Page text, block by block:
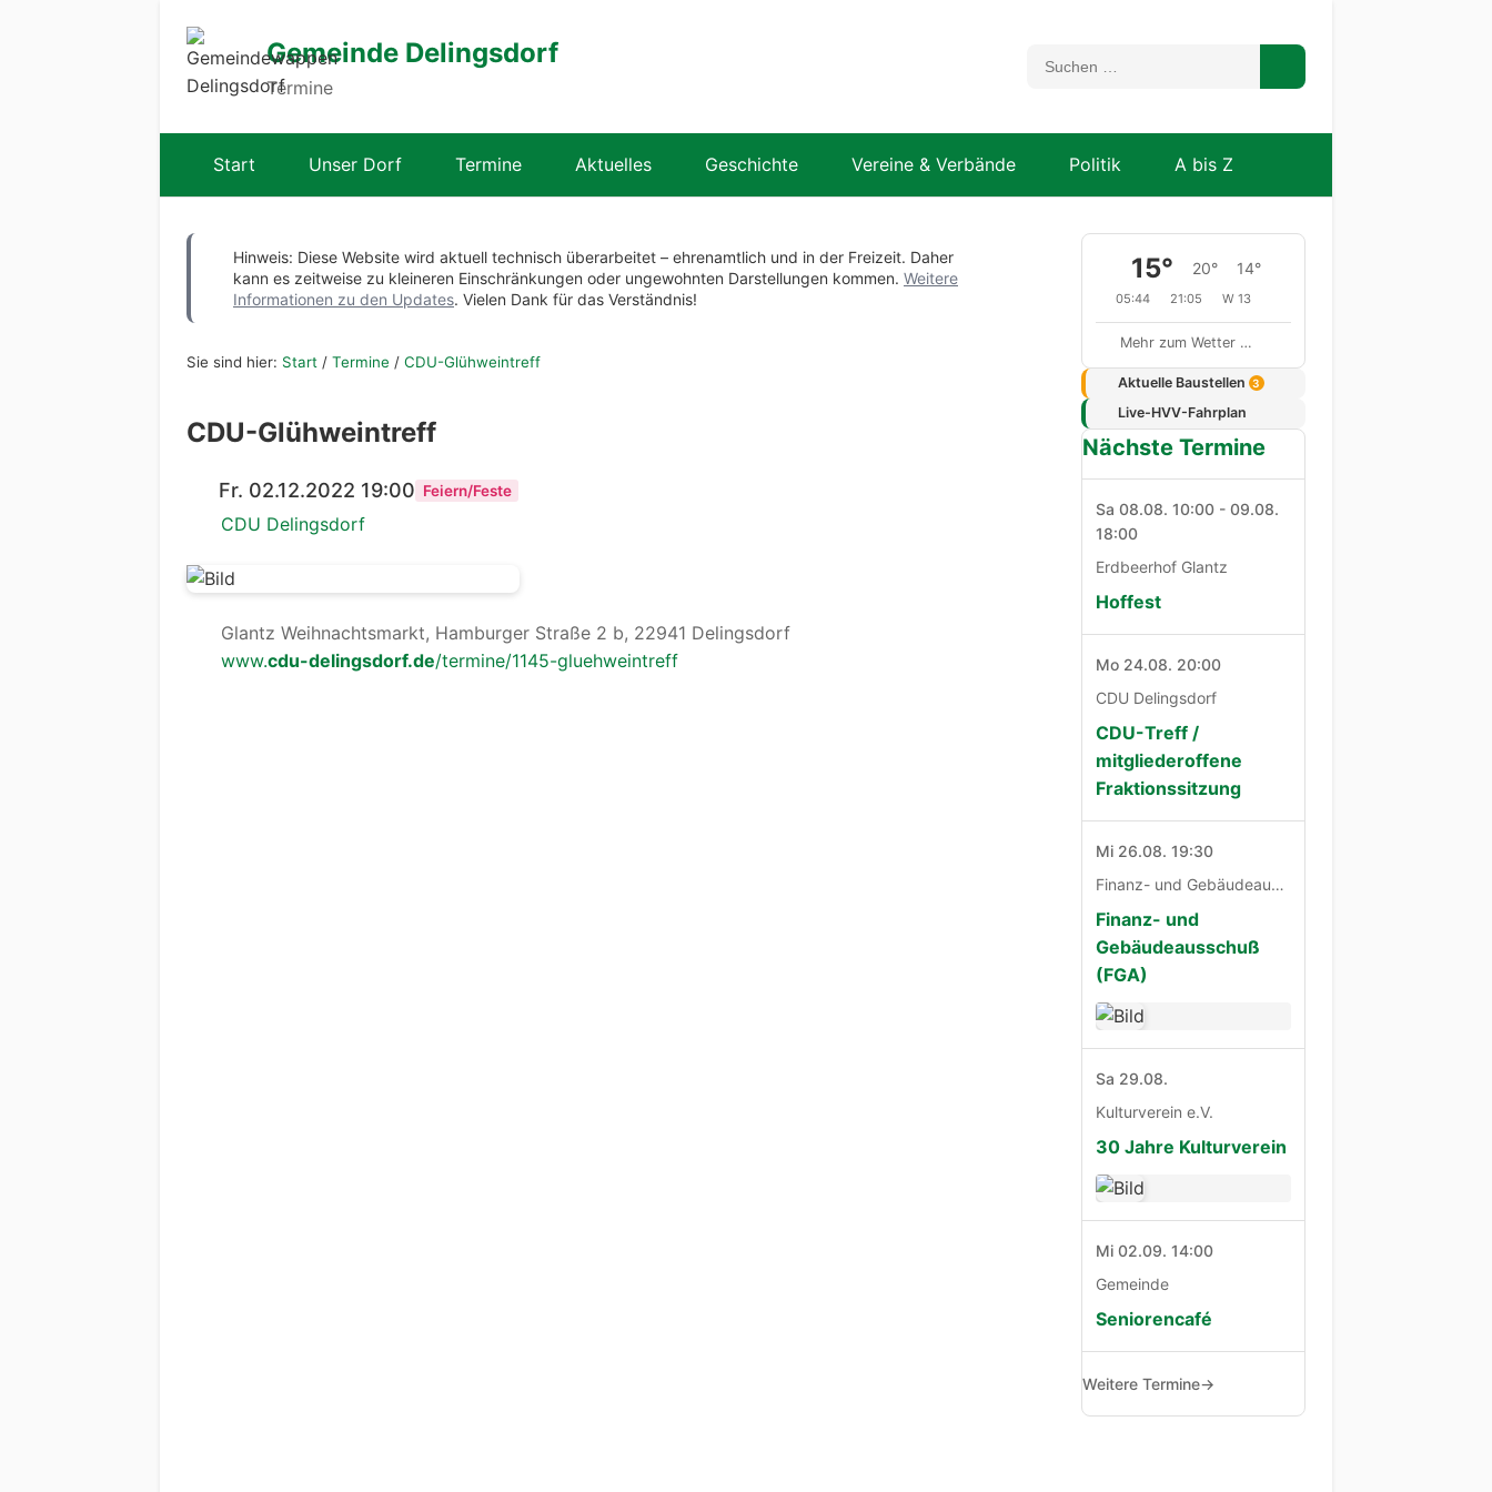
Gemeinde Delingsdorf
Termine
Start Unser Dorf Termine Aktuelles Geschichte Vereine & Verbände Politik A bis Z
Hinweis: Diese Website wird aktuell technisch überarbeitet – ehrenamtlich und in der Freizeit. Daher
kann es zeitweise zu kleineren Einschränkungen oder ungewohnten Darstellungen kommen. Weitere
Informationen zu den Updates. Vielen Dank für das Verständnis!
Sie sind hier: Start / Termine / CDU-Glühweintreff
CDU-Glühweintreff
Fr. 02.12.2022 19:00 Feiern/Feste
CDU Delingsdorf
Glantz Weihnachtsmarkt, Hamburger Straße 2 b, 22941 Delingsdorf
www.cdu-delingsdorf.de/termine/1145-gluehweintreff
15° 20° 14°
05:44 21:05 W 13
Mehr zum Wetter …
Aktuelle Baustellen 3
Live-HVV-Fahrplan
Nächste Termine
Sa 08.08. 10:00 - 09.08.
18:00
Erdbeerhof Glantz
Hoffest
Mo 24.08. 20:00
CDU Delingsdorf
CDU-Treff /
mitgliederoffene
Fraktionssitzung
Mi 26.08. 19:30
Finanz- und Gebäudeausschuß
Finanz- und
Gebäudeausschuß
(FGA)
Sa 29.08.
Kulturverein e.V.
30 Jahre Kulturverein
Mi 02.09. 14:00
Gemeinde
Seniorencafé
Weitere Termine→